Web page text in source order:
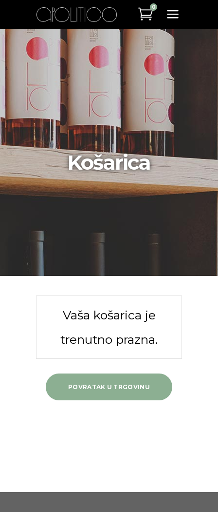
0
Košarica
Vaša košarica je
trenutno prazna.
POVRATAK U TRGOVINU